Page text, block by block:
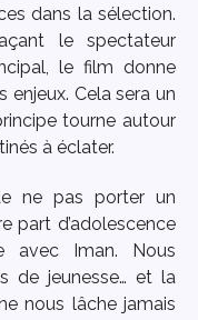
dans la sélection.
le spectateur
le film donne
enjeux. Cela sera un
tourne autour
à éclater.
ne pas porter un
part d’adolescence
avec Iman. Nous
de jeunesse… et la
nous lâche jamais